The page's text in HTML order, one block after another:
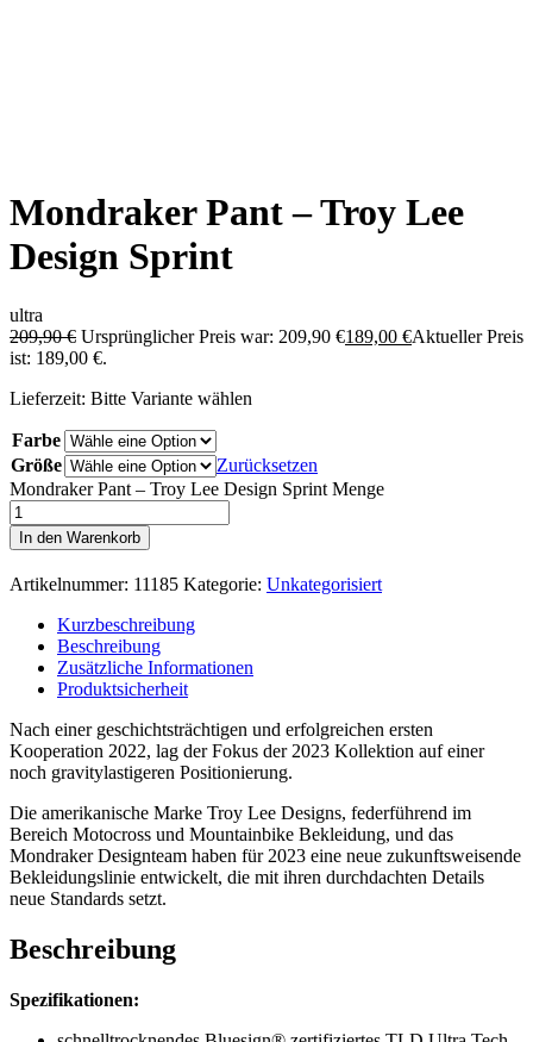
Mondraker Pant – Troy Lee
Design Sprint
ultra
209,90€ Ursprünglicher Preis war: 209,90 €189,00 €Aktueller Preis
ist: 189,00 €.
Lieferzeit: Bitte Variante wählen
Farbe
Größe
Zurücksetzen
Mondraker Pant – Troy Lee Design Sprint Menge
In den Warenkorb
Artikelnummer: 11185 Kategorie: Unkategorisiert
Kurzbeschreibung
Beschreibung
Zusätzliche Informationen
Produktsicherheit
Nach einer geschichtsträchtigen und erfolgreichen ersten
Kooperation 2022, lag der Fokus der 2023 Kollektion auf einer
noch gravitylastigeren Positionierung.
Die amerikanische Marke Troy Lee Designs, federführend im
Bereich Motocross und Mountainbike Bekleidung, und das
Mondraker Designteam haben für 2023 eine neue zukunftsweisende
Bekleidungslinie entwickelt, die mit ihren durchdachten Details
neue Standards setzt.
Beschreibung
Spezifikationen: